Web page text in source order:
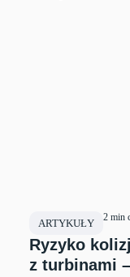
ARTYKUŁY 2 min
Ryzyko
z turbinami